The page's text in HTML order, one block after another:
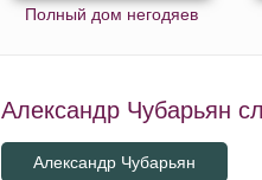
Полный дом негодяев
Александр Чубарьян
Александр Чубарьян